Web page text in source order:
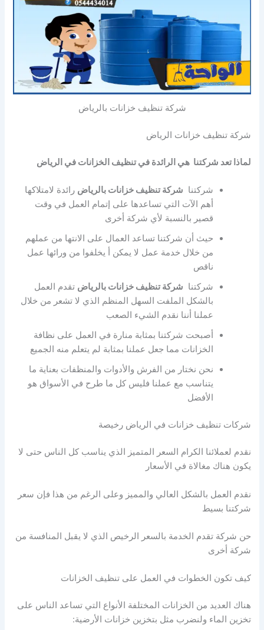
شركة تنظيف خزانات بالرياض
شركة تنظيف خزانات الرياض
لماذا تعد شركتنا هي الرائدة في تنظيف الخزانات في الرياض
شركتنا شركة تنظيف خزانات بالرياض رائدة لامتلاكها
أهم الآت التي تساعدها على إتمام العمل في وقت
قصير بالنسبة لأي شركة أخرى
حيث أن شركتنا تساعد العمال على الانتها من عملهم
من خلال خدمة عمل لا يمكن أ يخلفوا من ورائها عمل
ناقص
شركتنا شركة تنظيف خزانات بالرياض تقدم العمل
بالشكل الملفت السهل المنظم الذي لا تشعر من خلال
عملنا أننا نقدم الشيء الصعب
أصبحت شركتنا بمثابة منارة في العمل على نظافة
الخزانات مما جعل عملنا بمثابة لم يتعلم منه الجميع
نحن نختار من الفرش والأدوات والمنظفات بعناية ما
يتناسب مع عملنا فليس كل ما طرح في الأسواق هو
الأفضل
شركات تنظيف خزانات في الرياض رخيصة
نقدم لعملائنا الكرام السعر المتميز الذي يناسب كل الناس حتى لا
يكون هناك مغالاة في الأسعار
نقدم العمل بالشكل العالي والمميز وعلى الرغم من هذا فإن سعر
شركتنا بسيط
حن شركة تقدم الخدمة بالسعر الرخيص الذي لا يقبل المنافسة من
شركة أخرى
كيف تكون الخطوات في العمل على تنظيف الخزانات
هناك العديد من الخزانات المختلفة الأنواع التي تساعد الناس على
تخزين الماء ولنضرب مثل بتخزين خزانات الأرضية: